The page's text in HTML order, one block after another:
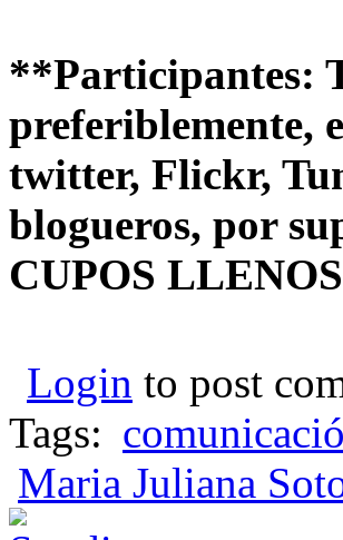
**Participantes:
preferiblemente,
twitter, Flickr,
blogueros, por
CUPOS LLENOS
Login to post
Tags:
Maria Juliana